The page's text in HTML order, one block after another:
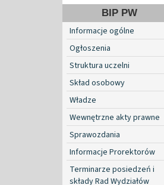
BIP PW
Informacje ogólne
Ogłoszenia
Struktura uczelni
Skład osobowy
Władze
Wewnętrzne akty prawne
Sprawozdania
Informacje Prorektorów
Terminarze posiedzeń i
składy Rad Wydziałów